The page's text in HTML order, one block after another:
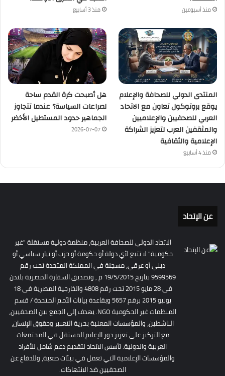
منذ أسبوعين منذ 3 أسابيع
المنتدى الدولي للصحافة والإعلام
يوقع بروتوكول تعاون مع الاتحاد
العربي للصحفيين والإعلاميين
والمثقفين العرب لتعزيز الشراكة
الإعلامية والثقافية
منذ 4 أسابيع
هل أصبحت كرة القدم ساحة
لصراعات السياسة؟ عندما تتجاوز
الجماهير حدود المستطيل الأخضر
2026-07-07
عن الإتحاد
الاتحاد الدولي للصحافة العربية، منظمة دولية مستقلة "غير
حكومية" لا تتبع لأي دولة أو حكومة أو حزب أو تيار سياسي أو
ديني أو عرقي، مسجلة في المملكة المتحدة تحت رقم
9599569 بتاريخ 19/5/2015 م , وتصديق السفارة المصرية بلندن
فى 28 مايو 2015 تحت رقم 4808 والخارجية المصرية فى 18
يونيو 2015 برقم 5657 وبقاعدة بيانات الأمم المتحدة / قسم
المنظمات غير الحكومية NGO. يهدف إلى الجمع بين الصحفيين،
الناشطين، والمؤسسات المعنية بحرية التعبير وحقوق الإنسان،
مع التركيز على تعزيز دور الإعلام المستقل في المجتمعات
العربية والدولية. تأسس الاتحاد لتقديم دعم شامل للأفراد
والمؤسسات الإعلامية التي تعمل في بيئات صعبة، وللدفاع عن
الصحفيين ضد الانتهاكات.